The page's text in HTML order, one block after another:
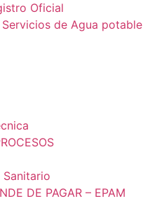
Oficial
de Agua potable
DE PAGAR – EPAM